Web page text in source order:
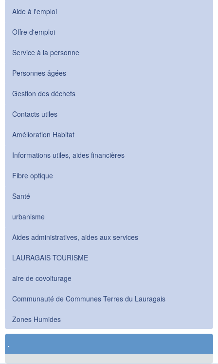
Aide à l'emploi
Offre d'emploi
Service à la personne
Personnes âgées
Gestion des déchets
Contacts utiles
Amélioration Habitat
Informations utiles, aides financières
Fibre optique
Santé
urbanisme
Aides administratives, aides aux services
LAURAGAIS TOURISME
aire de covoiturage
Communauté de Communes Terres du Lauragais
Zones Humides
.